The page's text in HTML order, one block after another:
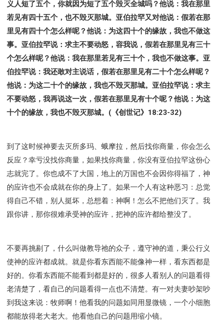
义人短了五个，你就因为短了五个毁灭全城吗？他说：我在那里
若见有四十五个，也不毁灭那城。亚伯拉罕又对他说：假若在那
里见有四十个怎么样呢？他说：为这四十个的缘故，我也不做这
事。亚伯拉罕说：求主不要动怒，容我说，假若在那里见有三十
个怎么样呢？他说：我在那里若见有三十个，我也不做这事。亚
伯拉罕说：我还敢对主说话，假若在那里见有二十个怎么样呢？
他说：为这二十个的缘故，我也不毁灭那城。亚伯拉罕说：求主
不要动怒，我再说这一次，假若在那里见有十个呢？他说：为这
十个的缘故，我也不毁灭那城。(《创世记》18:23-32)
到了这时候神要去灭所多玛、蛾摩拉，然后找你商量，你会怎么
反应？幸亏没找你商量，如果找你商量，你没有亚伯拉罕这份心
志就完了。你也成不了大国，地上的万国也不会因你得福了，神
的应许也不会成就在你的身上了。如果一个人有这种恶习：总觉
得自己不错，别人挺坏，总想着：神啊！怎么不把他们灭了。我
跟你讲，那你很难承受神的应许，把神的应许都给整没了。
不要再挑剔了，什么叫做教导祂的众子，遵守神的道，秉公行义
使神的应许都成就。就是你看东西能不能像神一样，看东西都是
好的。你看东西能不能看到都是好的，很多人看别人的问题看得
老清楚了，看自己的问题看得一点也不清楚。有一对夫妻吵架吵
到我这来说：牧师啊！他看我的问题如同用显微镜，一个小细胞
都能放得老大老大。他看他自己的问题用缩小镜。